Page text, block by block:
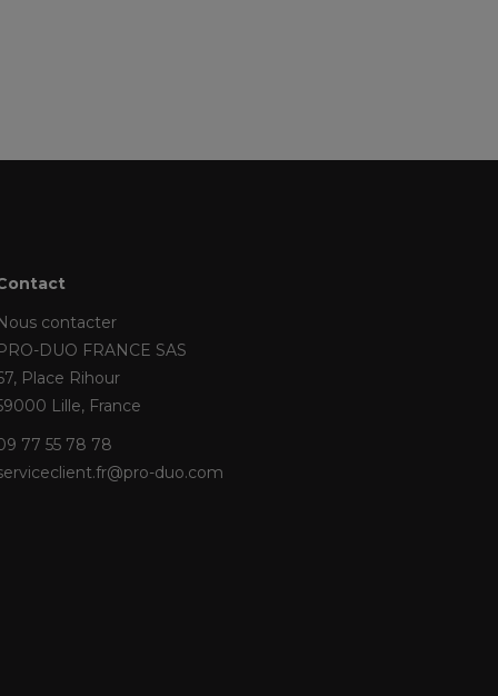
contacter
DUO FRANCE SAS
Place Rihour
Lille, France
77 55 78 78
duo.com